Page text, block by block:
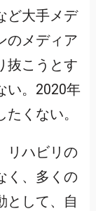
ど大手メデ
のメディア
抜こうとす
い。2020年
くない。
リハビリの
く、多くの
として、自